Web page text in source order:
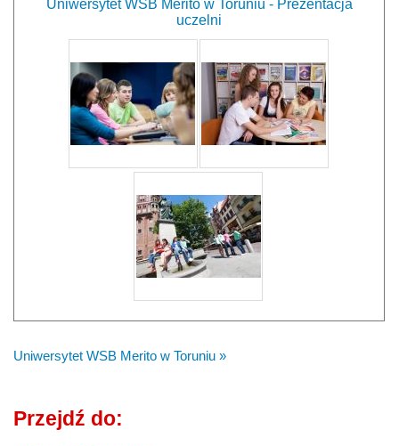
Uniwersytet WSB Merito w Toruniu - Prezentacja
uczelni
Uniwersytet WSB Merito w Toruniu »
Przejdź do: